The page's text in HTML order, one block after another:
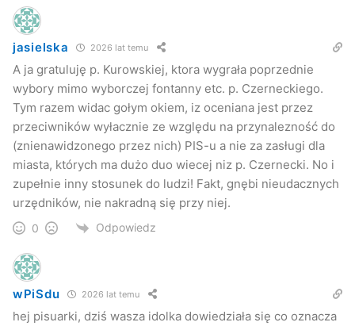
jasielska 2026 lat temu
A ja gratuluję p. Kurowskiej, ktora wygrała poprzednie
wybory mimo wyborczej fontanny etc. p. Czerneckiego.
Tym razem widac gołym okiem, iz oceniana jest przez
przeciwników wyłacznie ze względu na przynalezność do
(znienawidzonego przez nich) PIS-u a nie za zasługi dla
miasta, których ma dużo duo wiecej niz p. Czernecki. No i
zupełnie inny stosunek do ludzi! Fakt, gnębi nieudacznych
urzędników, nie nakradną się przy niej.
0 Odpowiedz
wPiSdu 2026 lat temu
hej pisuarki, dziś wasza idolka dowiedziała się co oznacza